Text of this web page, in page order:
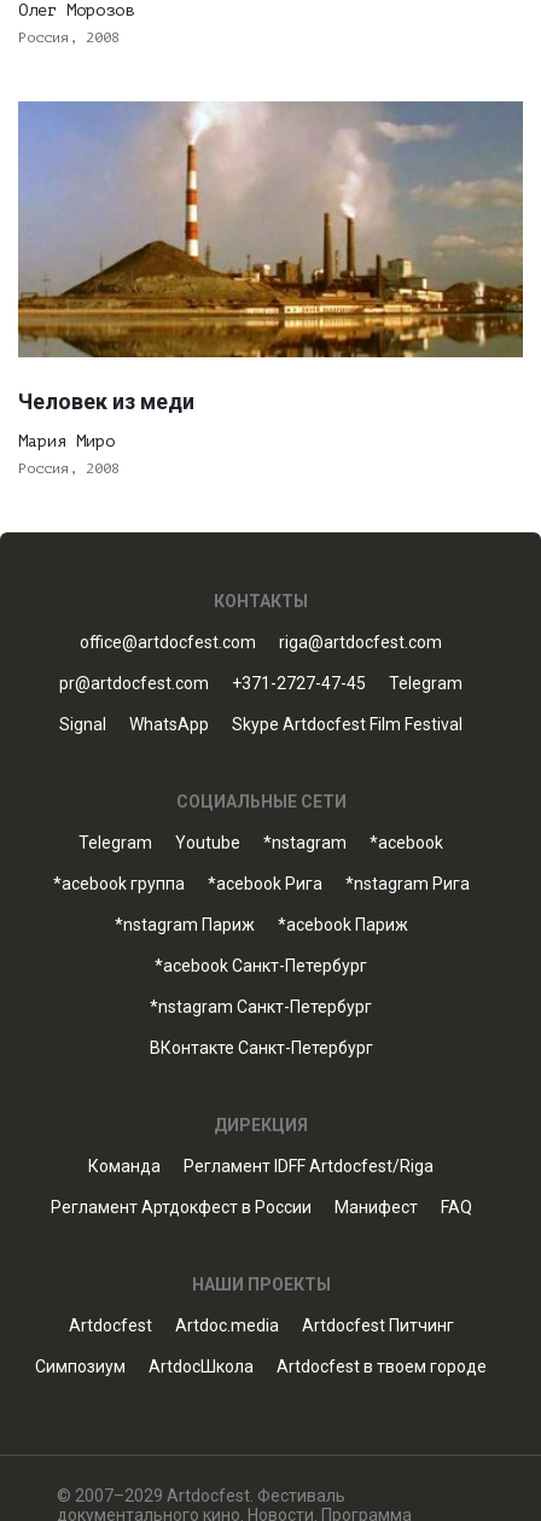
Олег Морозов
Россия, 2008
Человек из меди
Мария Миро
Россия, 2008
КОНТАКТЫ
office@artdocfest.com riga@artdocfest.com
pr@artdocfest.com +371-2727-47-45 Telegram
Signal WhatsApp Skype Artdocfest Film Festival
СОЦИАЛЬНЫЕ СЕТИ
Telegram Youtube *nstagram *acebook
*acebook группа *acebook Рига *nstagram Рига
*nstagram Париж *acebook Париж
*acebook Санкт-Петербург
*nstagram Санкт-Петербург
ВКонтакте Санкт-Петербург
ДИРЕКЦИЯ
Команда Регламент IDFF Artdocfest/Riga
Регламент Артдокфест в России Манифест FAQ
НАШИ ПРОЕКТЫ
Artdocfest Artdoc.media Artdocfest Питчинг
Симпозиум ArtdocШкола Artdocfest в твоем городе
© 2007–2029 Artdocfest. Фестиваль
документального кино. Новости. Программа